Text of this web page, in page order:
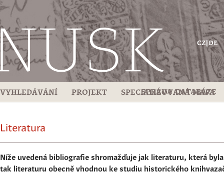
Přejít
hlavnímu
obsahu
VYHLEDÁVÁNÍ PROJEKT SPECIALIZOVANÁ MAPA
SPRÁVA DATABÁZE
CZ DE
Literatura
Níže uvedená bibliografie shromažďuje jak literaturu, která
tak literaturu obecně vhodnou ke studiu historického